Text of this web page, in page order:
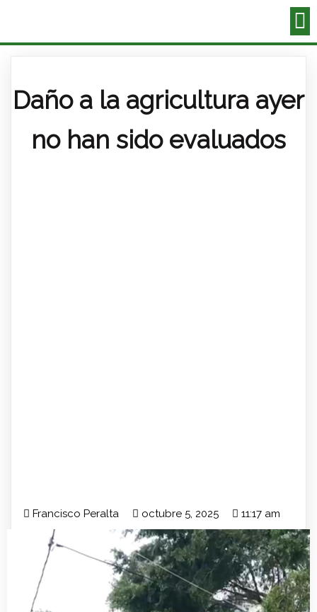
Daño a la agricultura ayer
no han sido evaluados
Francisco Peralta octubre 5, 2025 11:17 am